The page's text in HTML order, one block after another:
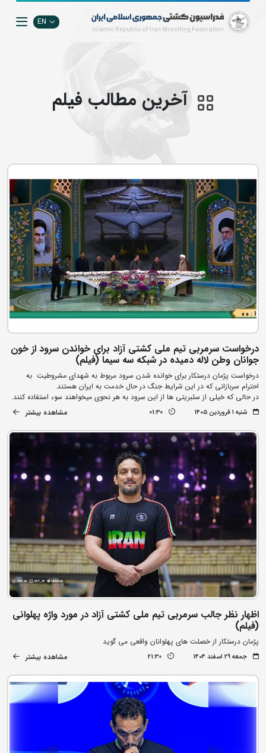
EN
آخرین مطالب فيلم
درخواست سرمربی تیم ملی کشتی آزاد برای خواندن سرود از خون
جوانان وطن لاله دمیده در شبکه سه سیما (فیلم)
درخواست پژمان درستکار برای خوانده شدن سرود مربوط به شهدای مشروطیت به
احترام سربازانی که در این شرایط جنگ در حال خدمت به ایران هستند.
در حالی که خیلی از سلبریتی ها از این سرود به هر نحوی میخواهند سوء استفاده کنند.
شنبه ۱ فروردین ۱۴۰۵ 01:30 مشاهده بیشتر
اظهار نظر جالب سرمربی تیم ملی کشتی آزاد در مورد واژه پهلوانی
(فیلم)
پژمان درستکار از خصلت های پهلوانان واقعی می گوید
جمعه ۲۹ اسفند ۱۴۰۴ 21:30 مشاهده بیشتر